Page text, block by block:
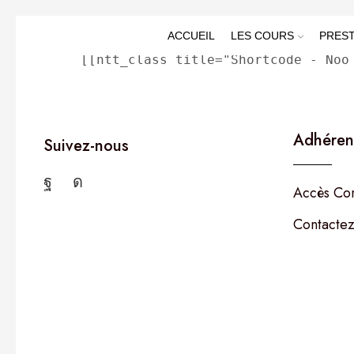
ACCUEIL LES COURS
[[ntt_class title="Shortcode -
Suivez-nous
Accès